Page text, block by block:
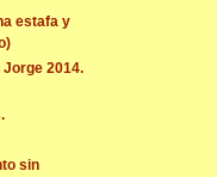
estafa y
Jorge 2014.
sin